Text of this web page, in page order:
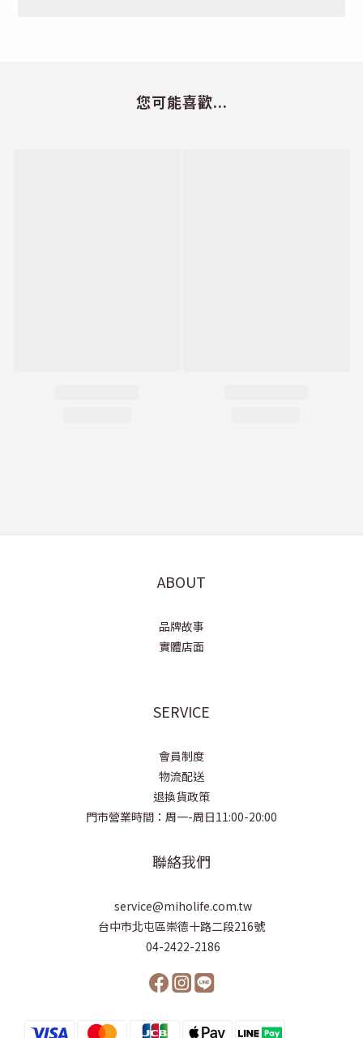
您可能喜歡...
ABOUT
品牌故事
實體店面
SERVICE
會員制度
物流配送
退換貨政策
門市營業時間：周一-周日11:00-20:00
聯絡我們
service@miholife.com.tw
台中市北屯區崇德十路二段216號
04-2422-2186